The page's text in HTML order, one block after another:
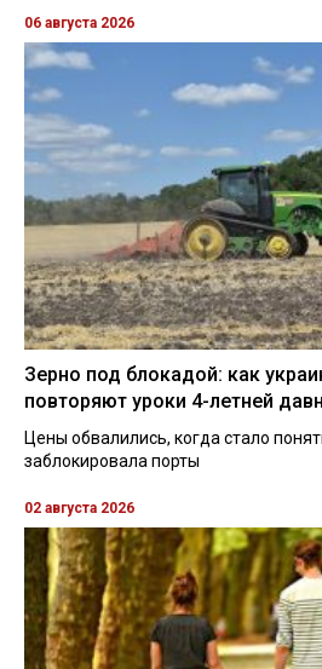
06 августа 2026
Зерно под блокадой: как
повторяют уроки 4-летней
Цены обвалились, когда стало
заблокировала порты
02 августа 2026